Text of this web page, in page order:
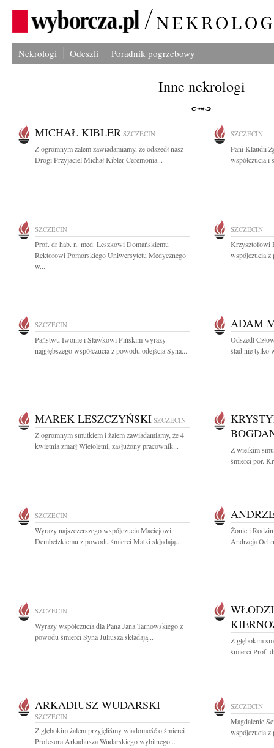
Nekrologi Odeszli Poradnik pogrzebowy
Inne nekrologi
MICHAŁ KIBLER SZCZECIN
Z ogromnym żalem zawiadamiamy, że odszedł nasz
Drogi Przyjaciel Michał Kibler Ceremonia...
SZCZECIN
Pani Klaudii
współczucia i
SZCZECIN
Prof. dr hab. n. med. Leszkowi Domańskiemu
Rektorowi Pomorskiego Uniwersytetu Medycznego
w...
SZCZECIN
Krzysztofowi
współczucia
SZCZECIN
Państwu Iwonie i Sławkowi Pińskim wyrazy
najgłębszego współczucia z powodu odejścia Syna...
ADAM
Odszedł
ślad nie tylko
MAREK LESZCZYŃSKI SZCZECIN
Z ogromnym smutkiem i żalem zawiadamiamy, że 4
kwietnia zmarł Wieloletni, zasłużony pracownik...
Z wielkim
śmierci por.
SZCZECIN
Wyrazy najszczerszego współczucia Maciejowi
Dembetzkiemu z powodu śmierci Matki składają...
Żonie i
Andrzeja
SZCZECIN
Wyrazy współczucia dla Pana Jana Tarnowskiego z
powodu śmierci Syna Juliusza składają...
Z głębokim
śmierci Prof.
ARKADIUSZ WUDARSKI
SZCZECIN
Z głębokim żalem przyjęliśmy wiadomość o śmierci
Profesora Arkadiusza Wudarskiego wybitnego...
SZCZECIN
Magdalenie
współczucia